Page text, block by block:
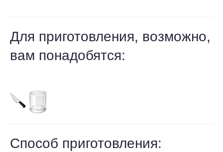
Для приготовления, возможно,
вам понадобятся:
Способ приготовления: